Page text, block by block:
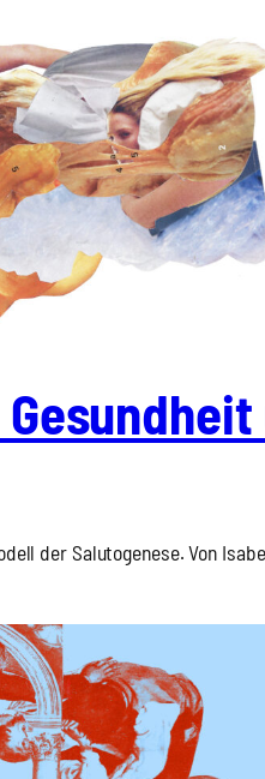
der Salu­to­ge­ne­se. Von